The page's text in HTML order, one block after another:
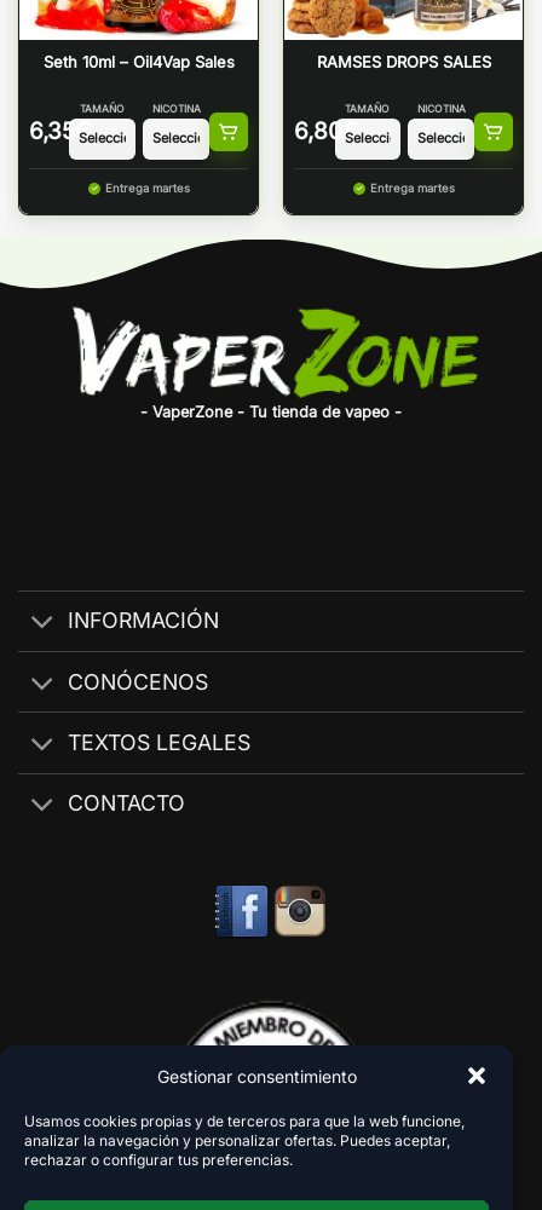
Gestionar consentimiento
Usamos cookies propias y de terceros para que la web funcione,
analizar la navegación y personalizar ofertas. Puedes aceptar,
rechazar o configurar tus preferencias.
Seth 10ml – Oil4Vap Sales
6,35 €
TAMAÑO NICOTINA
Entrega martes
RAMSES DROPS SALES
6,80 €
TAMAÑO NICOTINA
Entrega martes
- VaperZone - Tu tienda de vapeo -
INFORMACIÓN
CONÓCENOS
TEXTOS LEGALES
CONTACTO